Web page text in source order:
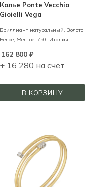
Колье Ponte Vecchio
Gioielli Vega
Бриллиант натуральный, Золото,
Белое, Желтое, 750, Италия
162 800₽
+ 16 280 на счёт
В КОРЗИНУ